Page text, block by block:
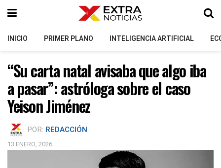
INICIO PRIMER PLANO INTELIGENCIA ARTIFICIAL
“Su carta natal avisaba que algo iba
a pasar”: astróloga sobre el caso
Yeison Jiménez
POR: REDACCIÓN
13 ENERO, 2026